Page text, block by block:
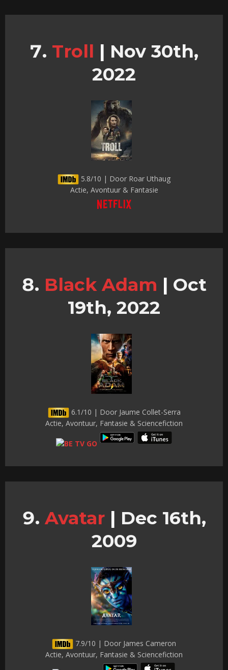
Troll | Nov 30th,
2022
5.8/10 | Door Roar Uthaug
Actie, Avontuur & Fantasie
Black Adam | Oct
19th, 2022
6.1/10 | Door Jaume Collet-Serra
Actie, Avontuur, Fantasie & Sciencefiction
Avatar | Dec 16th,
2009
7.9/10 | Door James Cameron
Actie, Avontuur, Fantasie & Sciencefiction